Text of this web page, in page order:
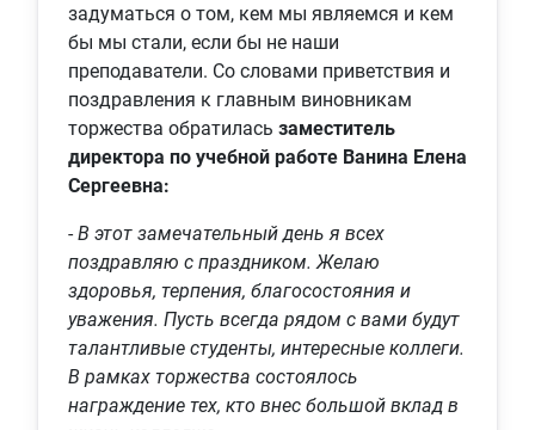
задуматься о том, кем мы являемся и кем
бы мы стали, если бы не наши
преподаватели. Со словами приветствия и
поздравления к главным виновникам
торжества обратилась заместитель
директора по учебной работе Ванина Елена
Сергеевна:
-В этот замечательный день я всех
поздравляю с праздником. Желаю
здоровья, терпения, благосостояния и
уважения. Пусть всегда рядом с вами будут
талантливые студенты, интересные коллеги.
В рамках торжества состоялось
награждение тех, кто внес большой вклад в